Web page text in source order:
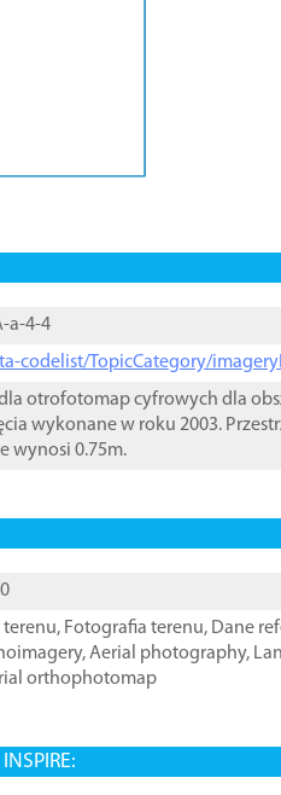
a-4-4
codelist/TopicCategory/
otrofotomap cyfrowych dla
wykonane w roku 2003.
wynosi 0.75m.
terenu, Fotografia terenu, Dane
,Aerial photography,
orthophotomap